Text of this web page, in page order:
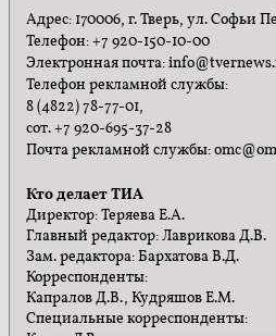
Адрес: 170006, г. Тверь, ул. Софьи
Телефон: +7 920-150-10-00
Электронная почта:
Телефон рекламной службы:
8 (4822) 78-77-01,
сот. +7 920-695-37-28
Почта рекламной службы:
Кто делает ТИА
Директор: Теряева Е.А.
Главный редактор: Лаврикова Д.В.
Зам. редактора: Бархатова В.Д.
Корреспонденты:
Капралов Д.В., Кудряшов Е.М.
Специальные корреспонденты: